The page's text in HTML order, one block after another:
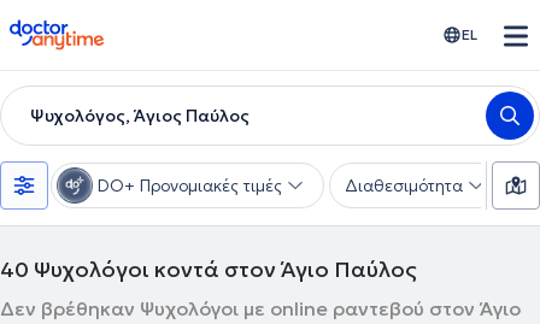
doctoranytime EL
Ψυχολόγος, Άγιος Παύλος
DO+ Προνομιακές τιμές Διαθεσιμότητα
40 Ψυχολόγοι κοντά στον Άγιο Παύλος
Δεν βρέθηκαν Ψυχολόγοι με online ραντεβού στον Άγιο